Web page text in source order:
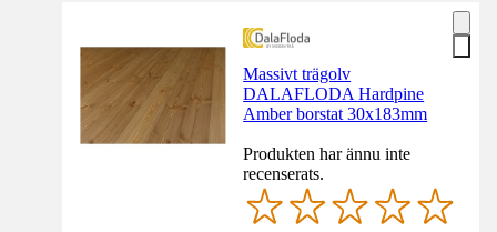
Massivt trägolv
DALAFLODA Hardpine
Amber borstat 30x183mm
Produkten har ännu inte
recenserats.